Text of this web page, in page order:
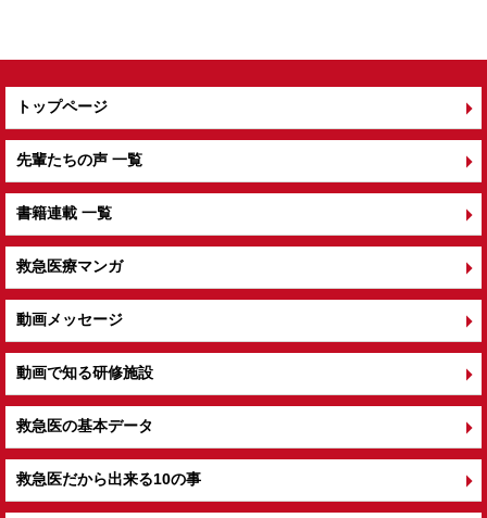
トップページ
先輩たちの声 一覧
書籍連載 一覧
救急医療マンガ
動画メッセージ
動画で知る研修施設
救急医の基本データ
救急医だから出来る10の事